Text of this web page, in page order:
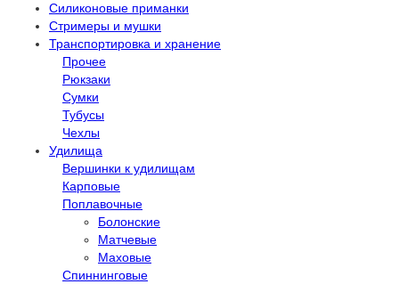
Силиконовые приманки
Стримеры и мушки
Транспортировка и хранение
Прочее
Рюкзаки
Сумки
Тубусы
Чехлы
Удилища
Вершинки к удилищам
Карповые
Поплавочные
Болонские
Матчевые
Маховые
Спиннинговые